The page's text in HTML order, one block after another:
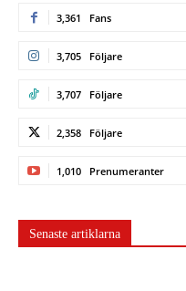
3,361 Fans
3,705 Följare
3,707 Följare
2,358 Följare
1,010 Prenumeranter
Senaste artiklarna